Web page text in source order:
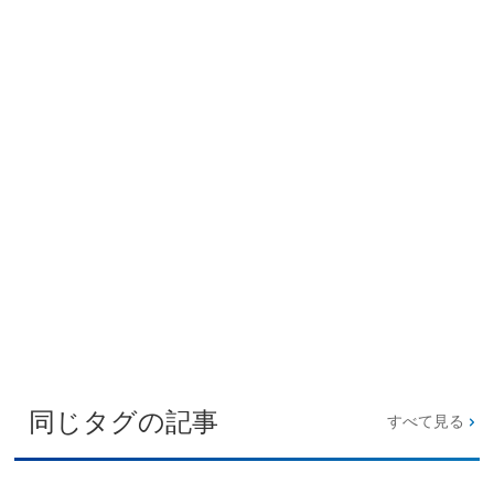
同じタグの記事 すべて見る